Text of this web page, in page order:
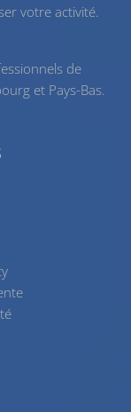
votre activité.
de
et Pays-Bas.